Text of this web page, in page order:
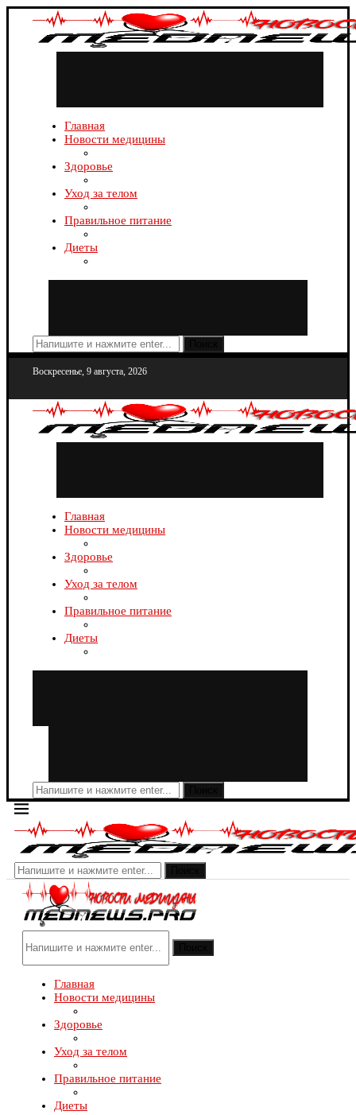
Главная
Новости медицины
Здоровье
Уход за телом
Правильное питание
Диеты
Воскресенье, 9 августа, 2026
Главная
Новости медицины
Здоровье
Уход за телом
Правильное питание
Диеты
Главная
Новости медицины
Здоровье
Уход за телом
Правильное питание
Диеты